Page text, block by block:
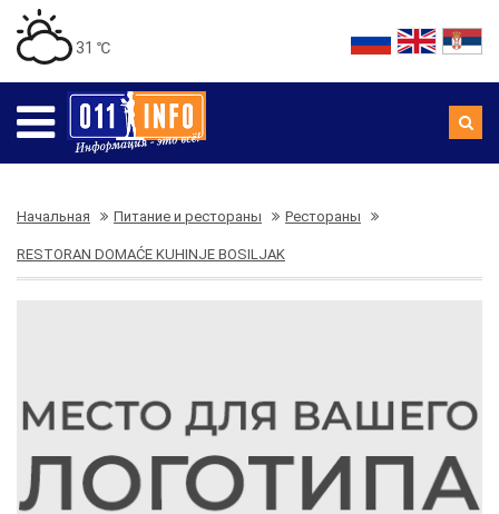
31 ℃
Начальная Питание и рестораны Рестораны
RESTORAN DOMAĆE KUHINJE BOSILJAK